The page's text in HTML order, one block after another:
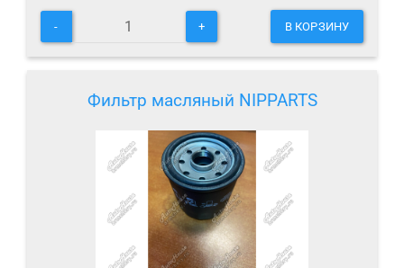
- + В КОРЗИНУ
Фильтр масляный NIPPARTS